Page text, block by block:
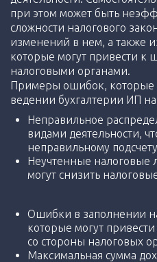
при этом может быть
сложности налогового
изменений в нем, а также
которые могут привести к
налоговыми органами.
Примеры ошибок, которые
ведении бухгалтерии ИП на
Неправильное
видами деятельности,
неправильному
Неучтенные налоговые
могут снизить
Ошибки в заполнении
которые могут
со стороны налоговых
Максимальная сумма